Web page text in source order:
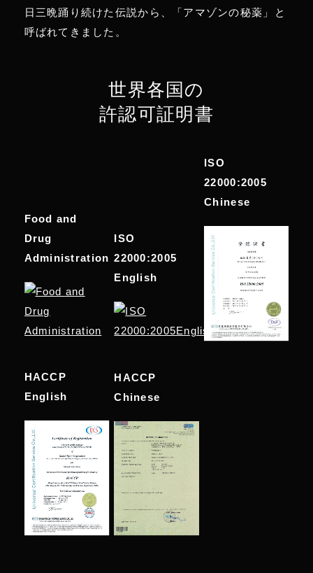
日三晩踊り続けた伝説から、「アマゾンの秘薬」と
呼ばれてきました。
世界各国の
許認可証明書
Food and
Drug
Administration
ISO
22000:2005
English
ISO
22000:2005
Chinese
HACCP
English
HACCP
Chinese